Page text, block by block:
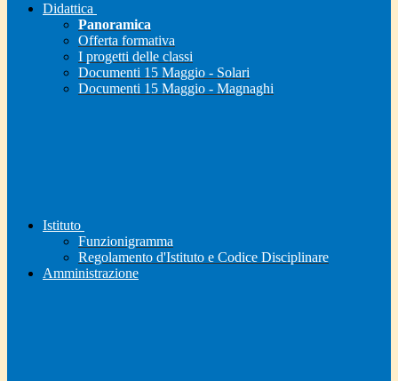
Didattica
Panoramica
Offerta formativa
I progetti delle classi
Documenti 15 Maggio - Solari
Documenti 15 Maggio - Magnaghi
Istituto
Funzionigramma
Regolamento d'Istituto e Codice Disciplinare
Amministrazione